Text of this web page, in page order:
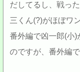
だしてるし、戦っ
三くん(?)がほぼワ
番外編で凶一郎(小)
のですが、番外編